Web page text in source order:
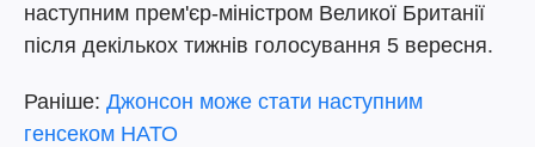
наступним прем'єр-міністром Великої Британії
після декількох тижнів голосування 5 вересня.
Раніше: Джонсон може стати наступним
генсеком НАТО